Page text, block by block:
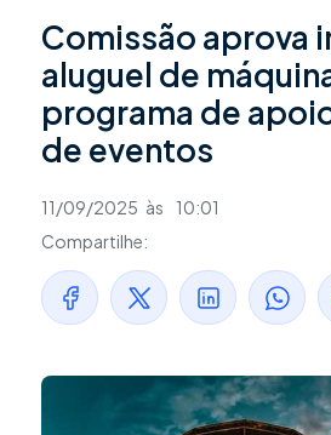
Comissão aprova
aluguel de
programa de
de eventos
11/09/2025 às
10:01
Compartilhe: